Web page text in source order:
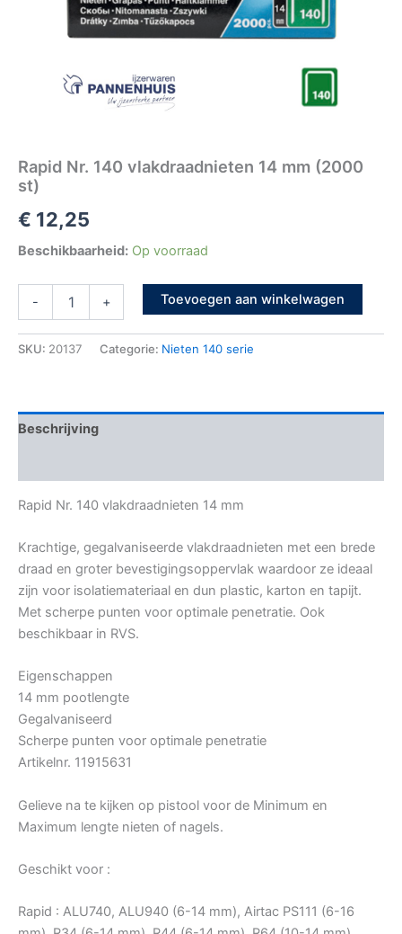
Rapid Nr. 140 vlakdraadnieten 14 mm (2000
st)
€ 12,25
Beschikbaarheid: Op voorraad
- + Toevoegen aan winkelwagen
SKU: 20137 Categorie: Nieten 140 serie
Beschrijving
Rapid Nr. 140 vlakdraadnieten 14 mm
Krachtige, gegalvaniseerde vlakdraadnieten met een brede
draad en groter bevestigingsoppervlak waardoor ze ideaal
zijn voor isolatiemateriaal en dun plastic, karton en tapijt.
Met scherpe punten voor optimale penetratie. Ook
beschikbaar in RVS.
Eigenschappen
14 mm pootlengte
Gegalvaniseerd
Scherpe punten voor optimale penetratie
Artikelnr. 11915631
Gelieve na te kijken op pistool voor de Minimum en
Maximum lengte nieten of nagels.
Geschikt voor :
Rapid : ALU740, ALU940 (6-14 mm), Airtac PS111 (6-16